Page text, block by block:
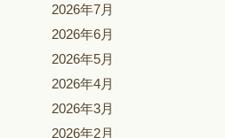
2026年7月
2026年6月
2026年5月
2026年4月
2026年3月
2026年2月